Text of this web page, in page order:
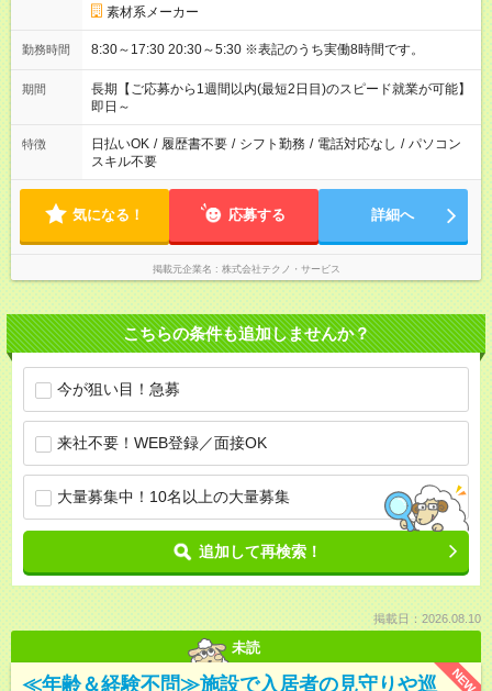
素材系メーカー
勤務時間 8:30～17:30 20:30～5:30 ※表記のうち実働8時間です。
期間
長期【ご応募から1週間以内(最短2日目)のスピード就業が可能】
即日～
特徴 日払いOK / 履歴書不要 / シフト勤務 / 電話対応なし / パソコン
スキル不要
気になる！ 応募する 詳細へ
掲載元企業名 株式会社テクノ・サービス
こちらの条件も追加しませんか？
今が狙い目！急募
来社不要！WEB登録／面接OK
大量募集中！10名以上の大量募集
追加して再検索！
掲載日：2026.08.10
未読
NEW
≪年齢＆経験不問≫施設で入居者の見守りや巡